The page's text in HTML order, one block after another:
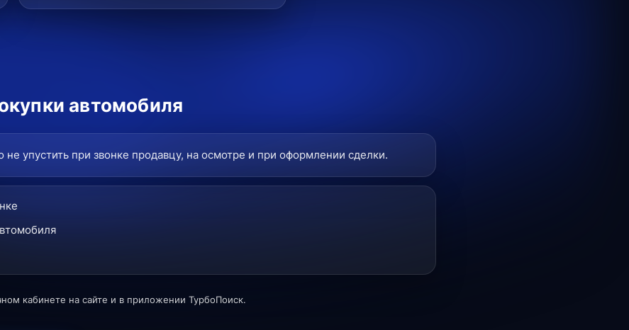
автомобиля
упустить при звонке продавцу, на осмотре и при оформлении сделки.
кабинете на сайте и в приложении ТурбоПоиск.